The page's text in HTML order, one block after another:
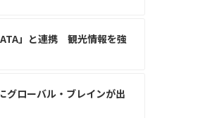
」と連携 観光情報を強
ローバル・ブレインが出